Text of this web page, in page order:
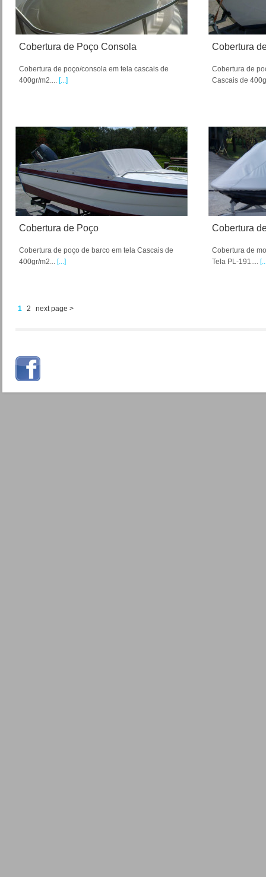
Cobertura de Poço Consola
Cobertura de poço/consola em tela cascais de
400gr/m2.... [...]
Cobertura
Cobertura de
Cascais de
Cobertura de Poço
Cobertura de poço de barco em tela Cascais de
400gr/m2... [...]
Cobertura
Cobertura de
Tela PL-191....
1 2 next page >